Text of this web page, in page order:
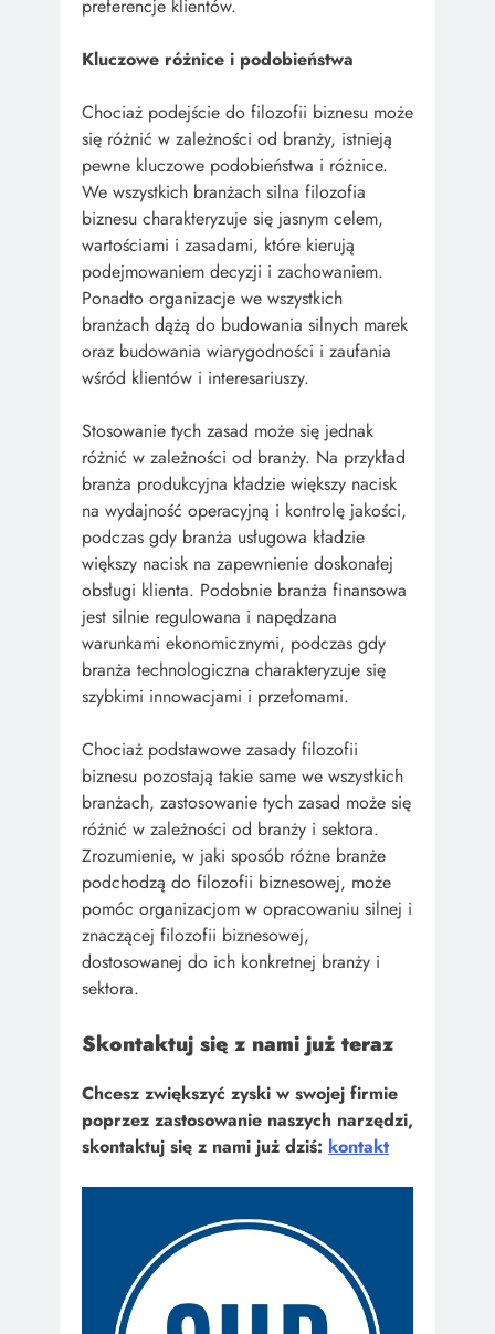
preferencje klientów.
Kluczowe różnice i podobieństwa
Chociaż podejście do filozofii biznesu może
się różnić w zależności od branży, istnieją
pewne kluczowe podobieństwa i różnice.
We wszystkich branżach silna filozofia
biznesu charakteryzuje się jasnym celem,
wartościami i zasadami, które kierują
podejmowaniem decyzji i zachowaniem.
Ponadto organizacje we wszystkich
branżach dążą do budowania silnych marek
oraz budowania wiarygodności i zaufania
wśród klientów i interesariuszy.
Stosowanie tych zasad może się jednak
różnić w zależności od branży. Na przykład
branża produkcyjna kładzie większy nacisk
na wydajność operacyjną i kontrolę jakości,
podczas gdy branża usługowa kładzie
większy nacisk na zapewnienie doskonałej
obsługi klienta. Podobnie branża finansowa
jest silnie regulowana i napędzana
warunkami ekonomicznymi, podczas gdy
branża technologiczna charakteryzuje się
szybkimi innowacjami i przełomami.
Chociaż podstawowe zasady filozofii
biznesu pozostają takie same we wszystkich
branżach, zastosowanie tych zasad może się
różnić w zależności od branży i sektora.
Zrozumienie, w jaki sposób różne branże
podchodzą do filozofii biznesowej, może
pomóc organizacjom w opracowaniu silnej i
znaczącej filozofii biznesowej,
dostosowanej do ich konkretnej branży i
sektora.
Skontaktuj się z nami już teraz
Chcesz zwiększyć zyski w swojej firmie
poprzez zastosowanie naszych narzędzi,
skontaktuj się z nami już dziś: kontakt